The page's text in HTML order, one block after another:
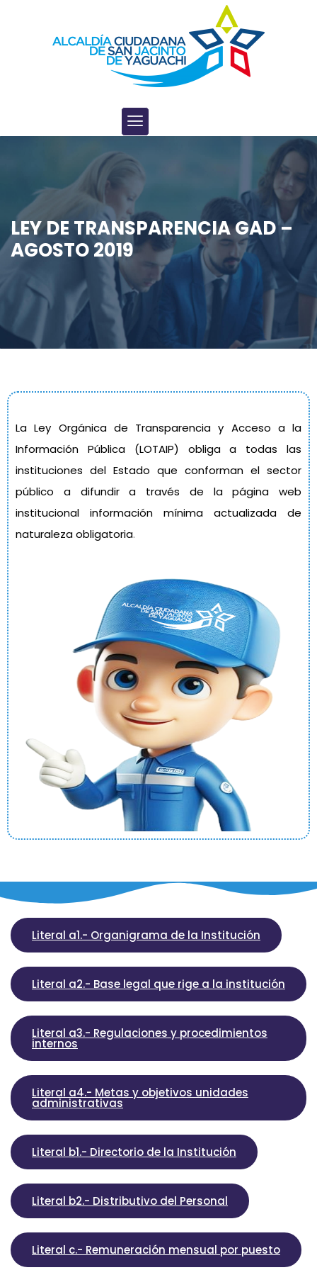
LEY DE TRANSPARENCIA GAD –
AGOSTO 2019
La Ley Orgánica de Transparencia y Acceso a la
Información Pública (LOTAIP) obliga a todas las
instituciones del Estado que conforman el sector
público a difundir a través de la página web
institucional información mínima actualizada de
naturaleza obligatoria.
Literal a1.- Organigrama de la Institución
Literal a2.- Base legal que rige a la institución
Literal a3.- Regulaciones y procedimientos
internos
Literal a4.- Metas y objetivos unidades
administrativas
Literal b1.- Directorio de la Institución
Literal b2.- Distributivo del Personal
Literal c.- Remuneración mensual por puesto